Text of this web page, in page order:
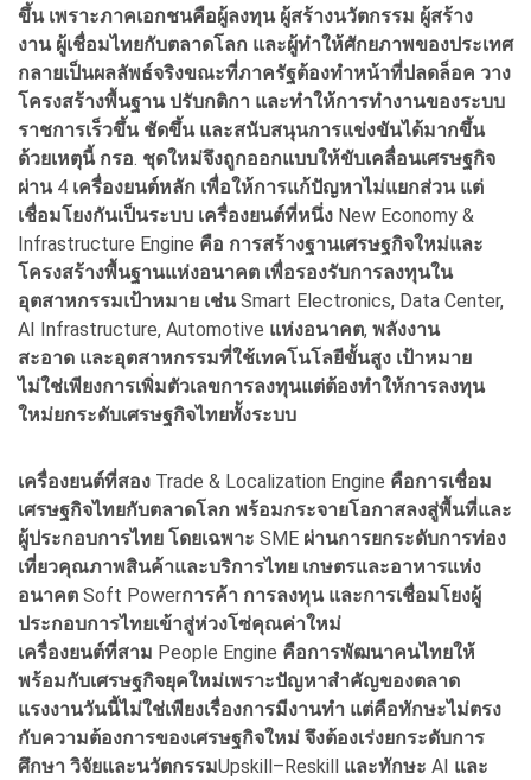
ขึ้น เพราะภาคเอกชนคือผู้ลงทุน ผู้สร้างนวัตกรรม ผู้สร้าง
งาน ผู้เชื่อมไทยกับตลาดโลก และผู้ทำให้ศักยภาพของประเทศ
กลายเป็นผลลัพธ์จริงขณะที่ภาครัฐต้องทำหน้าที่ปลดล็อค วาง
โครงสร้างพื้นฐาน ปรับกติกา และทำให้การทำงานของระบบ
ราชการเร็วขึ้น ชัดขึ้น และสนับสนุนการแข่งขันได้มากขึ้น
ด้วยเหตุนี้ กรอ. ชุดใหม่จึงถูกออกแบบให้ขับเคลื่อนเศรษฐกิจ
ผ่าน4 เครื่องยนต์หลัก เพื่อให้การแก้ปัญหาไม่แยกส่วน แต่
เชื่อมโยงกันเป็นระบบ เครื่องยนต์ที่หนึ่ง New Economy &
Infrastructure Engine คือ การสร้างฐานเศรษฐกิจใหม่และ
โครงสร้างพื้นฐานแห่งอนาคต เพื่อรองรับการลงทุนใน
อุตสาหกรรมเป้าหมาย เช่นSmart Electronics, Data Center,
AI Infrastructure, Automotive แห่งอนาคต, พลังงาน
สะอาด และอุตสาหกรรมที่ใช้เทคโนโลยีขั้นสูง เป้าหมาย
ไม่ใช่เพียงการเพิ่มตัวเลขการลงทุนแต่ต้องทำให้การลงทุน
ใหม่ยกระดับเศรษฐกิจไทยทั้งระบบ
เครื่องยนต์ที่สอง Trade & Localization Engine คือการเชื่อม
เศรษฐกิจไทยกับตลาดโลก พร้อมกระจายโอกาสลงสู่พื้นที่และ
ผู้ประกอบการไทย โดยเฉพาะ SME ผ่านการยกระดับการท่อง
เที่ยวคุณภาพสินค้าและบริการไทย เกษตรและอาหารแห่ง
อนาคต Soft Powerการค้า การลงทุน และการเชื่อมโยงผู้
ประกอบการไทยเข้าสู่ห่วงโซ่คุณค่าใหม่
เครื่องยนต์ที่สาม People Engine คือการพัฒนาคนไทยให้
พร้อมกับเศรษฐกิจยุคใหม่เพราะปัญหาสำคัญของตลาด
แรงงานวันนี้ไม่ใช่เพียงเรื่องการมีงานทำ แต่คือทักษะไม่ตรง
กับความต้องการของเศรษฐกิจใหม่ จึงต้องเร่งยกระดับการ
ศึกษา วิจัยและนวัตกรรมUpskill–Reskill และทักษะ AI และ